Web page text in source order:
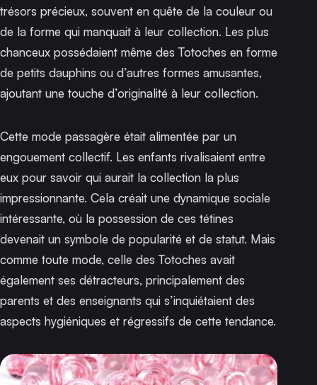
trésors précieux, souvent en quête de la couleur ou
de la forme qui manquait à leur collection. Les plus
chanceux possédaient même des Totoches en forme
de petits dauphins ou d’autres formes amusantes,
ajoutant une touche d’originalité à leur collection.
Cette mode passagère était alimentée par un
engouement collectif. Les enfants rivalisaient entre
eux pour savoir qui aurait la collection la plus
impressionnante. Cela créait une dynamique sociale
intéressante, où la possession de ces tétines
devenait un symbole de popularité et de statut. Mais
comme toute mode, celle des Totoches avait
également ses détracteurs, principalement des
parents et des enseignants qui s’inquiétaient des
aspects hygiéniques et régressifs de cette tendance.